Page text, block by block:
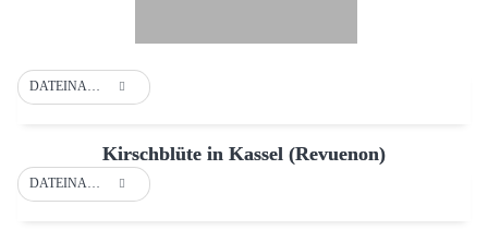
DATEINAME
Kirschblüte in Kassel (Revuenon)
DATEINAME